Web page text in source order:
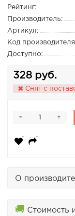
Рейтинг:
Производитель:
Артикул:
Код производителя
Доступно:
328 руб.
Снят с
+
-
О
🚚 Стоимость